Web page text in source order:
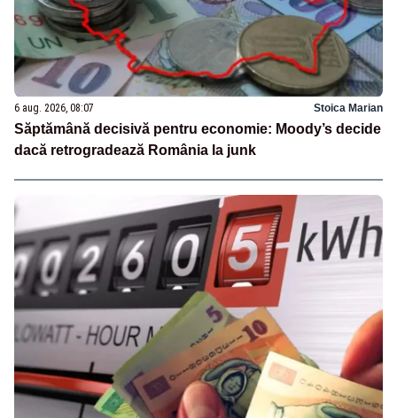
6 aug. 2026, 08:07 Stoica Marian
Săptămână decisivă pentru economie: Moody’s decide
dacă retrogradează România la junk